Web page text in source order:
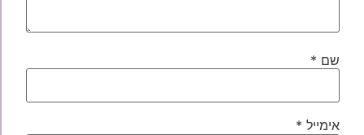
שם *
אימייל *